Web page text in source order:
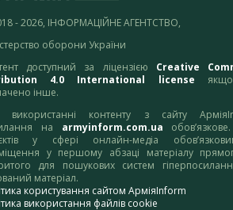
- 2026, ІНФОРМАЦІЙНЕ АГЕНТСТВО,
оборони України
доступний за ліцензією Creative
4.0 International license
інше.
використанні контенту з сайту
на armyinform.com.ua
у сфері онлайн-медіа
у першому абзаці матеріалу
для пошукових систем
матеріал.
користування сайтом АрміяInform
використання файлів cookie